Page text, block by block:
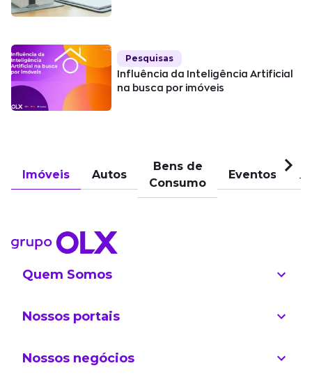
Pesquisas
Influência da Inteligência Artificial
na busca por imóveis
Imóveis Autos
Bens de
Consumo
Eventos
Quem Somos
Nossos portais
Nossos negócios